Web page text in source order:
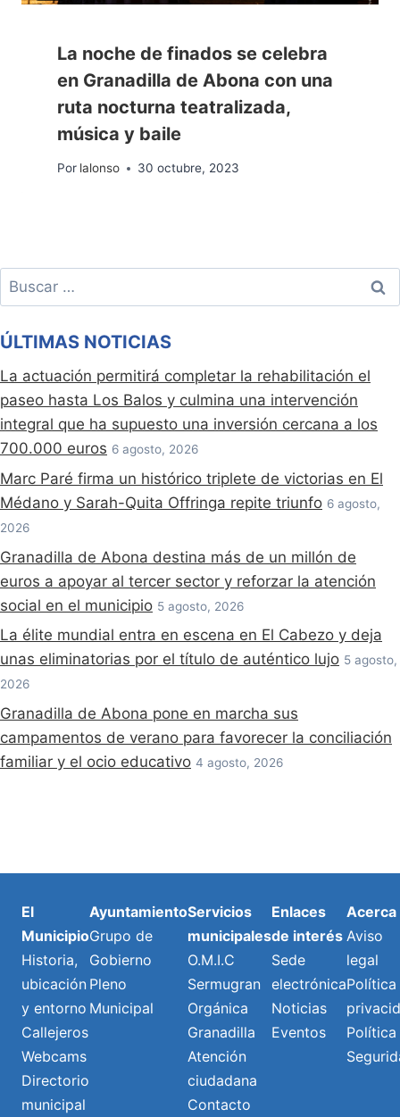
La noche de finados se celebra
en Granadilla de Abona con una
ruta nocturna teatralizada,
música y baile
Por lalonso 30 octubre, 2023
Buscar:
ÚLTIMAS NOTICIAS
La actuación permitirá completar la rehabilitación el
paseo hasta Los Balos y culmina una intervención
integral que ha supuesto una inversión cercana a los
700.000 euros 6 agosto, 2026
Marc Paré firma un histórico triplete de victorias en El
Médano y Sarah-Quita Offringa repite triunfo 6 agosto,
2026
Granadilla de Abona destina más de un millón de
euros a apoyar al tercer sector y reforzar la atención
social en el municipio 5 agosto, 2026
La élite mundial entra en escena en El Cabezo y deja
unas eliminatorias por el título de auténtico lujo 5 agosto,
2026
Granadilla de Abona pone en marcha sus
campamentos de verano para favorecer la conciliación
familiar y el ocio educativo 4 agosto, 2026
El
Municipio
Historia,
ubicación
y entorno
Callejeros
Webcams
Directorio
municipal
Ayuntamiento
Grupo de
Gobierno
Pleno
Municipal
Servicios
municipales
O.M.I.C
Sermugran
Orgánica
Granadilla
Atención
ciudadana
Contacto
Enlaces
de interés
Sede
electrónica
Noticias
Eventos
Acerca
Aviso
legal
Política
Política